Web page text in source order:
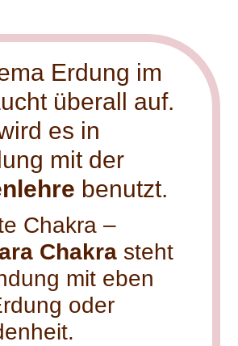
Erdung im
überall auf.
es in
mit der
benutzt.
Chakra –
Chakrasteht
mit eben
oder